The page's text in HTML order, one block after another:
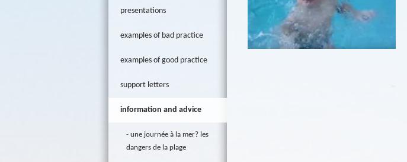
presentations
examples of bad practice
examples of good practice
support letters
information and advice
une journée à la mer? les
dangers de la plage